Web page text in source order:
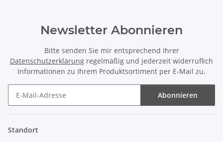
Newsletter Abonnieren
Bitte senden Sie mir entsprechend Ihrer
Datenschutzerklärung regelmäßig und jederzeit widerruflich
Informationen zu Ihrem Produktsortiment per E-Mail zu.
Abonnieren
Standort